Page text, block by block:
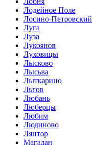
Лодейное Поле
Лосино-Петровский
Луга
Луза
Лукоянов
Луховицы
Лысково
Лысьва
Лыткарино
Льгов
Любань
Люберцы
Любим
Людиново
Лянтор
Магадан